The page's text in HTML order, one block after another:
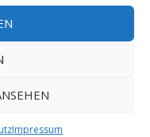
Impressum(9a+)?